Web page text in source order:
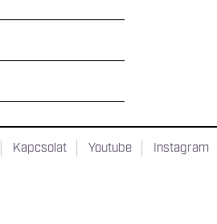
Kapcsolat Youtube Instagram